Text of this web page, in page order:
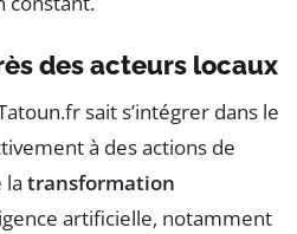
des acteurs locaux
sait s’intégrer dans le
à des actions de
la transformation
artificielle, notamment